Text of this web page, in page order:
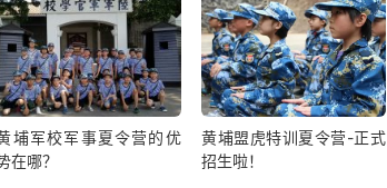
埔军校军事夏令营的优
在哪？
黄埔盟虎特训夏令营-正式
招生啦！